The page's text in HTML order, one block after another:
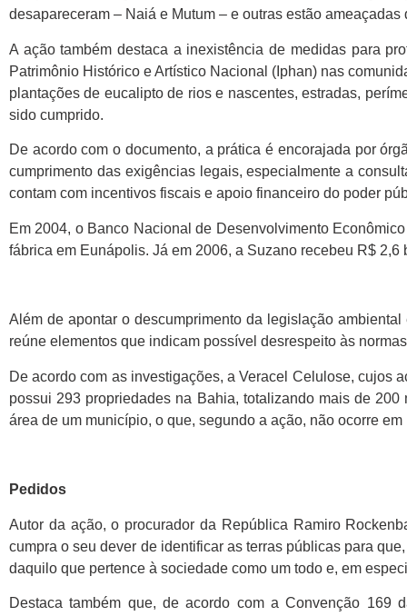
desapareceram – Naiá e Mutum – e outras estão ameaçadas
A ação também destaca a inexistência de medidas para
Patrimônio Histórico e Artístico Nacional (Iphan) nas
plantações de eucalipto de rios e nascentes, estradas,
sido cumprido.
De acordo com o documento, a prática é encorajada por
cumprimento das exigências legais, especialmente a
contam com incentivos fiscais e apoio financeiro do poder
Em 2004, o Banco Nacional de Desenvolvimento
fábrica em Eunápolis. Já em 2006, a Suzano recebeu R$
Além de apontar o descumprimento da legislação
reúne elementos que indicam possível desrespeito às
De acordo com as investigações, a Veracel Celulose, cujos
possui 293 propriedades na Bahia, totalizando mais de
área de um município, o que, segundo a ação, não ocorre
Pedidos
Autor da ação, o procurador da República Ramiro
cumpra o seu dever de identificar as terras públicas para
daquilo que pertence à sociedade como um todo e, em
Destaca também que, de acordo com a Convenção 169